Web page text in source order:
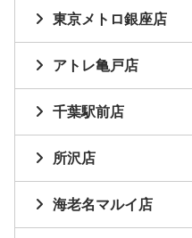
東京メトロ銀座店
アトレ亀戸店
千葉駅前店
所沢店
海老名マルイ店